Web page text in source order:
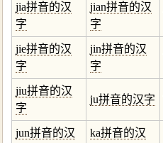
jia拼音的汉
字
jian拼音的汉
字
jie拼音的汉
字
jin拼音的汉
字
jiu拼音的汉
字
ju拼音的汉字
jun拼音的汉
ka拼音的汉